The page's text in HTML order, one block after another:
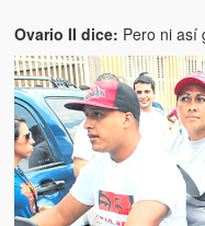
Ovario II dice: Pero ni así